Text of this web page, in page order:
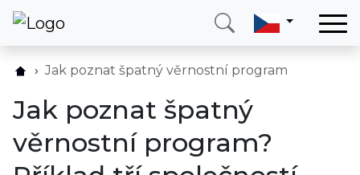
Země
O nás
Jak poznat špatný věrnostní program
Jak poznat špatný
věrnostní program?